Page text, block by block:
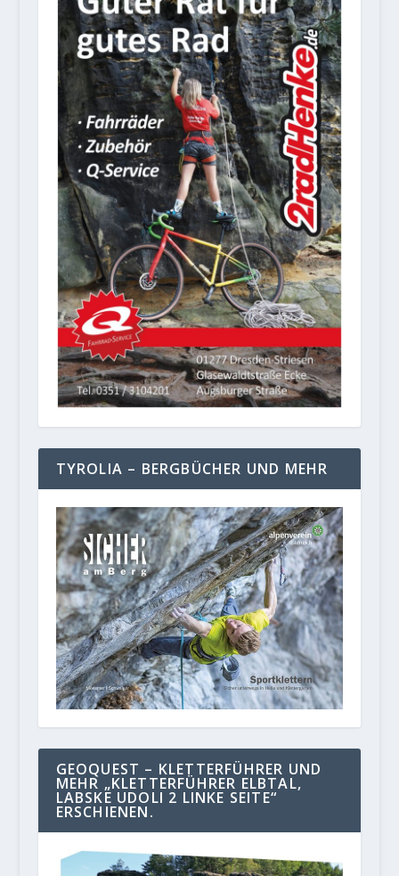
TYROLIA – BERGBÜCHER UND MEHR
GEOQUEST – KLETTERFÜHRER UND
MEHR „KLETTERFÜHRER ELBTAL,
LABSKE UDOLI 2 LINKE SEITE“
ERSCHIENEN.